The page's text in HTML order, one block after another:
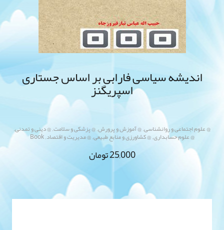
اندیشه سیاسی فارابی بر اساس جستاری
اسپریگنز
@ علوم اجتماعی و روانشناسی,@ آموزش و پرورش,@ پزشکی و سلامت,@ دینی و تمدنی,
@ علوم حسابداری,@ کشاورزی و منابع طبیعی,@ مدیریت و اقتصاد,
Book
25,000تومان